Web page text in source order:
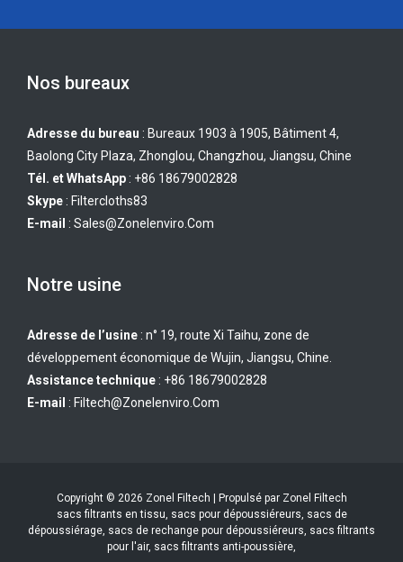
Nos bureaux
Adresse du bureau : Bureaux 1903 à 1905, Bâtiment 4,
Baolong City Plaza, Zhonglou, Changzhou, Jiangsu, Chine
Tél. et WhatsApp : +86 18679002828
Skype : Filtercloths83
E-mail : Sales@zonelenviro.com
Notre usine
Adresse de l’usine : n° 19, route Xi Taihu, zone de
développement économique de Wujin, Jiangsu, Chine.
Assistance technique : +86 18679002828
E-mail : Filtech@zonelenviro.com
Copyright © 2026 Zonel Filtech | Propulsé par Zonel Filtech
sacs filtrants en tissu, sacs pour dépoussiéreurs, sacs de
dépoussiérage, sacs de rechange pour dépoussiéreurs, sacs filtrants
pour l'air, sacs filtrants anti-poussière,